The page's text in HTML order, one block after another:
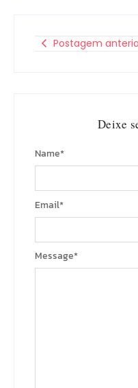
Postagem
Deixe
Message*
Name*
Email*